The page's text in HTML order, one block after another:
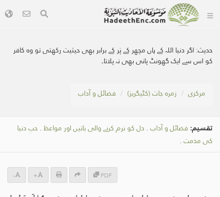
حدیث:اگر دنیا اللہ کے ہاں مچھر کے پَر کے برابر بھی حیثیت رکھتی تو وہ کافر
کو اس سے ایک گھونٹ پانی بھی نہ پلاتا۔
مرکزی زمرہ جات (کٹیگریز) فضائل و آداب
تقسیم: فضائل و آداب . دل کو نرم کرنے والی باتیں اور مواعظ . حبِ دنیا
کی مذمت .
PDF
+
-